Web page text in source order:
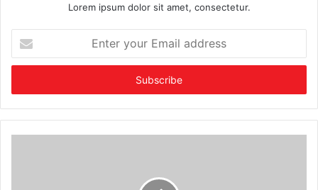
Lorem ipsum dolor sit amet, consectetur.
your
Email